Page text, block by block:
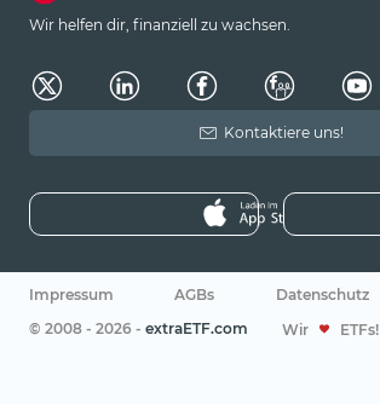
Wir helfen dir, finanziell zu wachsen.
Kontaktiere uns!
Impressum AGBs Datenschutz
© 2008 - 2026 - extraETF.com Wir ETFs!